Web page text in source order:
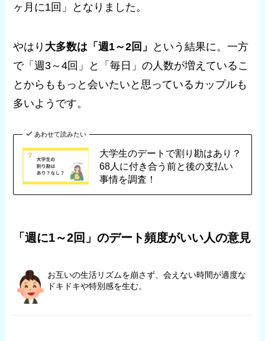
ヶ月に1回」となりました。
やはり 大多数は「週1～2回」
という結果に。一方
で「週3～4回」と「毎日」の人数が増えているこ
とからももっと会いたいと思っているカップルも
多いようです。
あわせて読みたい
大学生のデートで割り勘はあり？
68人に付き合う前と後の支払い
事情を調査！
「週に1～2回」のデート頻度がいい人の意見
お互いの生活リズムを崩さず、会えない時間が適度な
ドキドキや特別感を生む。